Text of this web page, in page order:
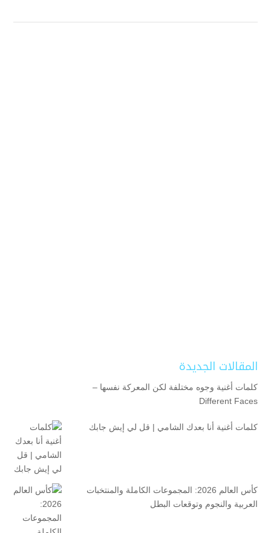
المقالات الجديدة
كلمات أغنية وجوه مختلفة لكن المعركة نفسها –
Different Faces
كلمات أغنية أنا بعدك الشامي | قل لي إيش جابك
كأس العالم 2026: المجموعات الكاملة والمنتخبات
العربية والنجوم وتوقعات البطل